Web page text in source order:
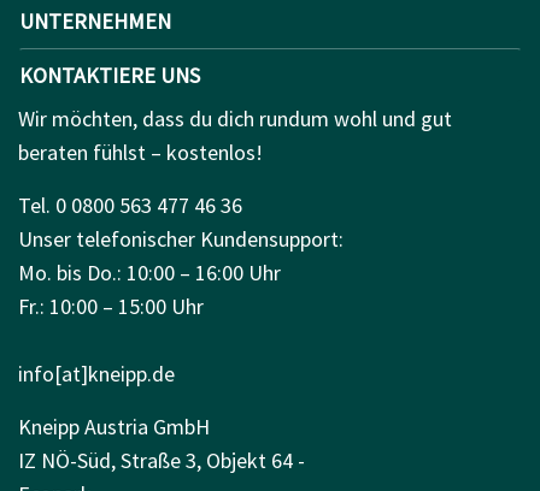
UNTERNEHMEN
KONTAKTIERE UNS
Wir möchten, dass du dich rundum wohl und gut
beraten fühlst – kostenlos!
Tel. 0 0800 563 477 46 36
Unser telefonischer Kundensupport:
Mo. bis Do.: 10:00 – 16:00 Uhr
Fr.: 10:00 – 15:00 Uhr
info[at]kneipp.de
Kneipp Austria GmbH
IZ NÖ-Süd, Straße 3, Objekt 64 -